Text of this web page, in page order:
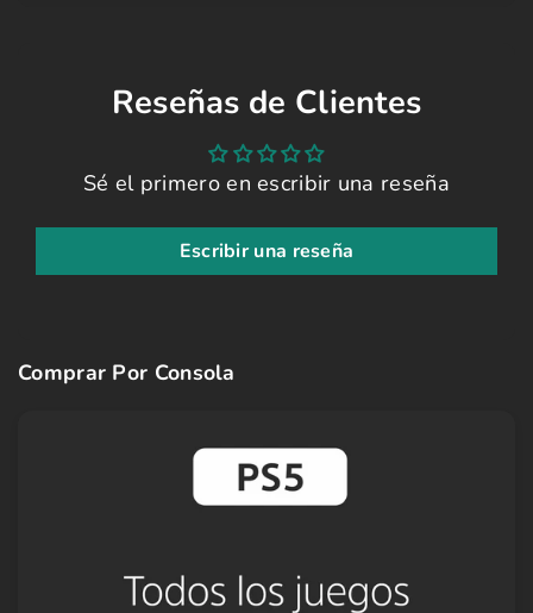
Reseñas de Clientes
Sé el primero en escribir una reseña
Escribir una reseña
Comprar Por Consola